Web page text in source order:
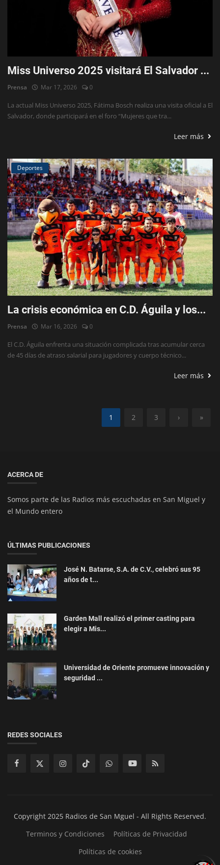
Miss Universo 2025 visitará El Salvador ...
Prensa Mar 17, 2026 0
La actual Miss Universo 2025, Fátima Bosch realiza una visita oficial a El
Salvador, donde participará en el foro “Mujeres que tra...
Leer más
Deportes
La crisis económica en C.D. Águila y los...
Prensa Mar 16, 2026 0
El C.D. Águila enfrenta una situación complicada tras acumular cerca
de 45 días de atraso salarial para jugadores y cuerpo técnico...
Leer más
1 2 3 › »
ACERCA DE
Somos parte de las Radios más escuchadas en San Miguel y
el Mundo entero
ÚLTIMAS PUBLICACIONES
José N. Batarse, S.A. de C.V., celebró sus 95
años de t...
Garden Mall realizó el primer casting para
elegir a Mis...
Universidad de Oriente promueve innovación y
seguridad ...
REDES SOCIALES
Copyright 2025 Radios de San Mguel - All Rights Reserved.
Terminos y Condiciones
Políticas de Privacidad
Políticas de cookies